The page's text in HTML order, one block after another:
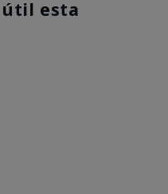
útil esta